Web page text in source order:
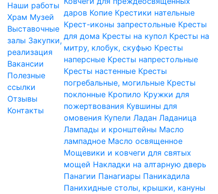
Наши работы
Храм Музей
Выставочные
залы Закупки,
реализация
Вакансии
Полезные
ссылки
Отзывы
Контакты
даров Копие Крестики нательные
Крест-иконы запрестольные Кресты
для дома Кресты на купол Кресты на
митру, клобук, скуфью Кресты
наперсные Кресты напрестольные
Кресты настенные Кресты
погребальные, могильные Кресты
поклонные Кропило Кружки для
пожертвования Кувшины для
омовения Купели Ладан Ладаница
Лампады и кронштейны Масло
лампадное Масло освященное
Мощевики и ковчеги для святых
мощей Накладки на алтарную дверь
Панагии Панагиары Паникадила
Панихидные столы, крышки, кануны